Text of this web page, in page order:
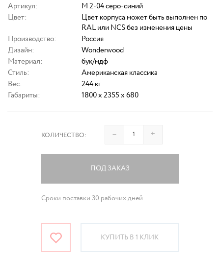
Артикул:
M 2-04 серо-синий
Цвет:
Цвет корпуса может быть выполнен по
RAL или NCS без изменения цены
Производство:
Россия
Дизайн:
Wonderwood
Материал:
бук/мдф
Стиль:
Американская классика
Вес:
244 кг
Габариты:
1800 x 2355 x 680
КОЛИЧЕСТВО: – +
ПОД ЗАКАЗ
Сроки поставки 30 рабочих дней
КУПИТЬ В 1 КЛИК